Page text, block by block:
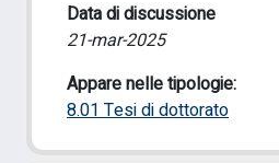
Data di discussione
21-mar-2025
Appare nelle tipologie:
8.01 Tesi di dottorato